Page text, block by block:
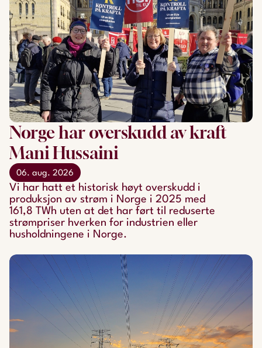
Norge har overskudd av kraft
Mani Hussaini
06. aug. 2026
Vi har hatt et historisk høyt overskudd i
produksjon av strøm i Norge i 2025 med
161,8 TWh uten at det har ført til reduserte
strømpriser hverken for industrien eller
husholdningene i Norge.